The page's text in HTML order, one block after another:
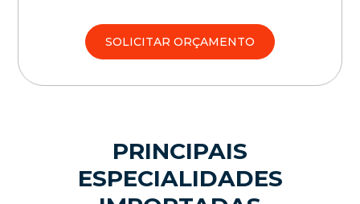
SOLICITAR ORÇAMENTO
PRINCIPAIS
ESPECIALIDADES